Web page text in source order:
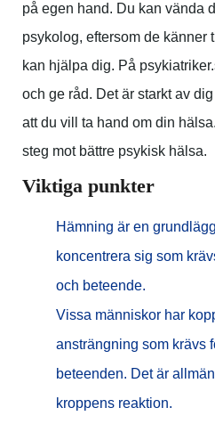
på egen hand. Du kan vända
psykolog, eftersom de känner
kan hjälpa dig. På p
och ge råd. Det är starkt av
att du vill ta hand om din hälsa.
steg mot bättre psykisk hälsa.
Viktiga punkter
Hämning är en
koncentrera sig som
och beteende.
Vissa människor har
ansträngning som krävs
beteenden. Det är
kroppens reaktion.